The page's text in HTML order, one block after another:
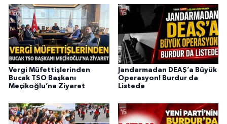
Vergi Müfettişlerinden
Bucak TSO Başkanı
Meçikoğlu’na Ziyaret
Jandarmadan DEAŞ’a Büyük
Operasyon! Burdur da
Listede